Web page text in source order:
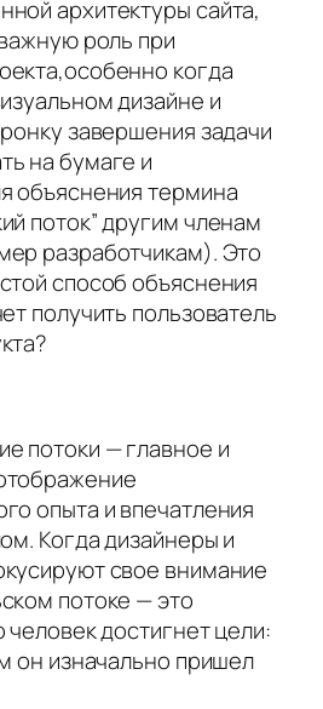
архитектуры сайта,
роль при
когда
дизайне и
завершения задачи
на бумаге и
объяснения термина
поток” другим членам
разработчикам). Это
способ объяснения
получить пользователь
потоки — главное и
опыта и впечатления
Когда дизайнеры и
свое внимание
потоке — это
человек достигнет цели:
он изначально пришел